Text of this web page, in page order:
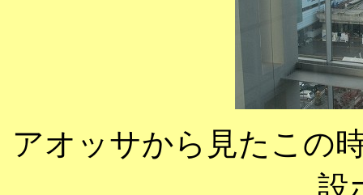
アオッサから見たこの
設